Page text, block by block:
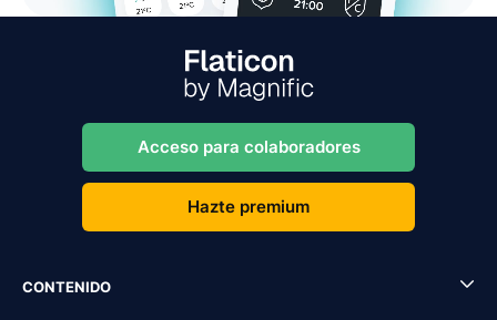
Acceso para colaboradores
Hazte premium
CONTENIDO